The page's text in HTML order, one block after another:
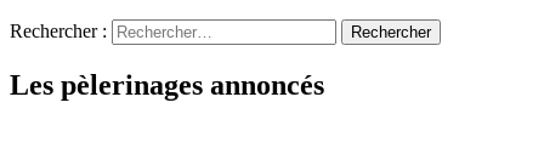
Rechercher :
Les pèlerinages annoncés